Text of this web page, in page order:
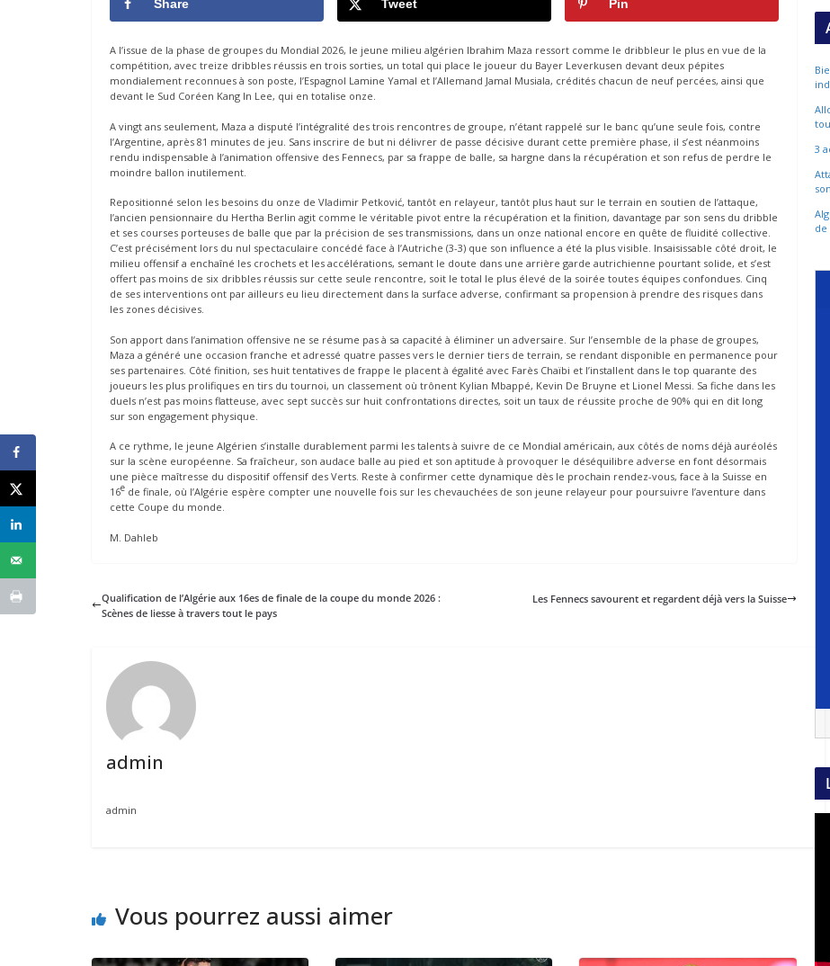
Share Tweet Pin
A l’issue de la phase de groupes du Mondial 2026, le jeune milieu algérien Ibrahim Maza ressort comme le dribbleur le plus en vue de la
compétition, avec treize dribbles réussis en trois sorties, un total qui place le joueur du Bayer Leverkusen devant deux pépites
mondialement reconnues à son poste, l’Espagnol Lamine Yamal et l’Allemand Jamal Musiala, crédités chacun de neuf percées, ainsi que
devant le Sud Coréen Kang In Lee, qui en totalise onze.
A vingt ans seulement, Maza a disputé l’intégralité des trois rencontres de groupe, n’étant rappelé sur le banc qu’une seule fois, contre
l’Argentine, après 81 minutes de jeu. Sans inscrire de but ni délivrer de passe décisive durant cette première phase, il s’est néanmoins
rendu indispensable à l’animation offensive des Fennecs, par sa frappe de balle, sa hargne dans la récupération et son refus de perdre le
moindre ballon inutilement.
Repositionné selon les besoins du onze de Vladimir Petković, tantôt en relayeur, tantôt plus haut sur le terrain en soutien de l’attaque,
l’ancien pensionnaire du Hertha Berlin agit comme le véritable pivot entre la récupération et la finition, davantage par son sens du dribble
et ses courses porteuses de balle que par la précision de ses transmissions, dans un onze national encore en quête de fluidité collective.
C’est précisément lors du nul spectaculaire concédé face à l’Autriche (3-3) que son influence a été la plus visible. Insaisissable côté droit, le
milieu offensif a enchaîné les crochets et les accélérations, semant le doute dans une arrière garde autrichienne pourtant solide, et s’est
offert pas moins de six dribbles réussis sur cette seule rencontre, soit le total le plus élevé de la soirée toutes équipes confondues. Cinq
de ses interventions ont par ailleurs eu lieu directement dans la surface adverse, confirmant sa propension à prendre des risques dans
les zones décisives.
Son apport dans l’animation offensive ne se résume pas à sa capacité à éliminer un adversaire. Sur l’ensemble de la phase de groupes,
Maza a généré une occasion franche et adressé quatre passes vers le dernier tiers de terrain, se rendant disponible en permanence pour
ses partenaires. Côté finition, ses huit tentatives de frappe le placent à égalité avec Farès Chaïbi et l’installent dans le top quarante des
joueurs les plus prolifiques en tirs du tournoi, un classement où trônent Kylian Mbappé, Kevin De Bruyne et Lionel Messi. Sa fiche dans les
duels n’est pas moins flatteuse, avec sept succès sur huit confrontations directes, soit un taux de réussite proche de 90% qui en dit long
sur son engagement physique.
A ce rythme, le jeune Algérien s’installe durablement parmi les talents à suivre de ce Mondial américain, aux côtés de noms déjà auréolés
sur la scène européenne. Sa fraîcheur, son audace balle au pied et son aptitude à provoquer le déséquilibre adverse en font désormais
une pièce maîtresse du dispositif offensif des Verts. Reste à confirmer cette dynamique dès le prochain rendez-vous, face à la Suisse en
16e de finale, où l’Algérie espère compter une nouvelle fois sur les chevauchées de son jeune relayeur pour poursuivre l’aventure dans
cette Coupe du monde.
M. Dahleb
Qualification de l’Algérie aux 16es de finale de la coupe du monde 2026 :
Scènes de liesse à travers tout le pays
Les Fennecs savourent et regardent déjà vers la Suisse
admin
admin
Vous pourrez aussi aimer
3
de